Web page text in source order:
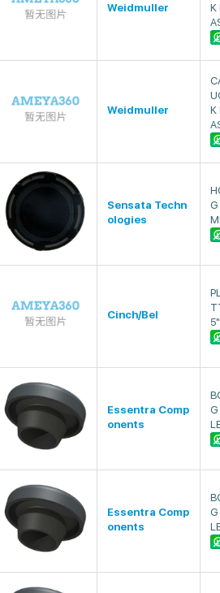
Weidmuller
K
Weidmuller
K
Sensata Techn
ologies
Cinch/Bel
Essentra Comp
onents
Essentra Comp
onents